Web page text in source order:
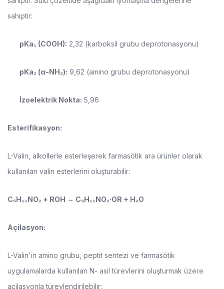
sahiptir:
pKa₁ (COOH): 2,32 (karboksil grubu deprotonasyonu)
pKa₂ (α-NH₂): 9,62 (amino grubu deprotonasyonu)
İzoelektrik Nokta: 5,96
Esterifikasyon:
L-Valin, alkollerle esterleşerek farmasötik ara ürünler olarak
kullanılan valin esterlerini oluşturabilir:
C₅H₁₁NO₂ + ROH → C₅H₁₁NO₂·OR + H₂O
Açilasyon:
L-Valin'in amino grubu, peptit sentezi ve farmasötik
uygulamalarda kullanılan N- asil türevlerini oluşturmak üzere
açilasyonla türevlendirilebilir: